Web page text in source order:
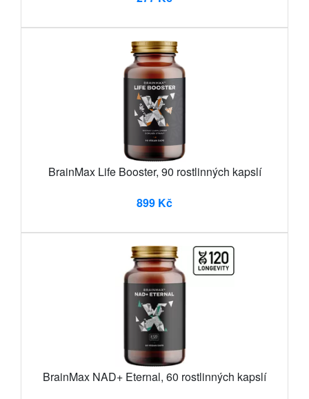
BrainMax Life Booster, 90 rostlinných kapslí
899 Kč
BrainMax NAD+ Eternal, 60 rostlinných kapslí